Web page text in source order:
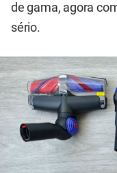
de gama, agora
sério.